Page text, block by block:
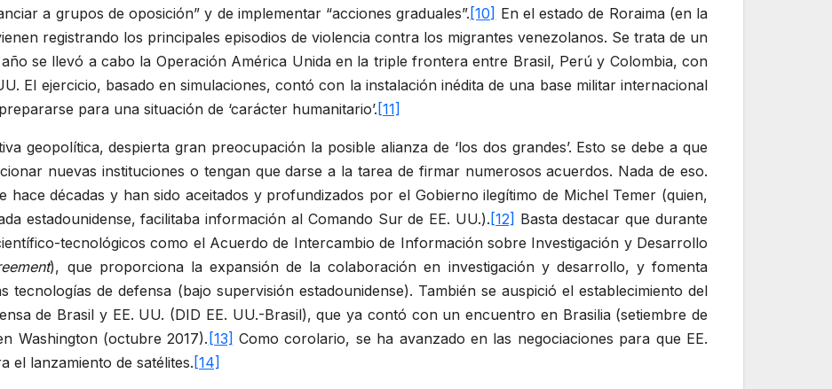
a grupos de oposición” y de implementar “acciones graduales”. [10] En el estado de Roraima (en la
registrando los principales episodios de violencia contra los migrantes venezolanos. Se trata de un
se llevó a cabo la Operación América Unida en la triple frontera entre Brasil, Perú y Colombia, con
El ejercicio, basado en simulaciones, contó con la instalación inédita de una base militar internacional
para una situación de ‘carácter humanitario’. [11]
geopolítica, despierta gran preocupación la posible alianza de ‘los dos grandes’. Esto se debe a que
nuevas instituciones o tengan que darse a la tarea de firmar numerosos acuerdos. Nada de eso.
hace décadas y han sido aceitados y profundizados por el Gobierno ilegítimo de Michel Temer (quien,
estadounidense, facilitaba información al Comando Sur de EE. UU.). [12] Basta destacar que durante
tecnológicos como el Acuerdo de Intercambio de Información sobre Investigación y Desarrollo
), que proporciona la expansión de la colaboración en investigación y desarrollo, y fomenta
tecnologías de defensa (bajo supervisión estadounidense). También se auspició el establecimiento del
de Brasil y EE. UU. (DID EE. UU.-Brasil), que ya contó con un encuentro en Brasilia (setiembre de
Washington (octubre 2017). [13] Como corolario, se ha avanzado en las negociaciones para que EE.
el lanzamiento de satélites. [14]